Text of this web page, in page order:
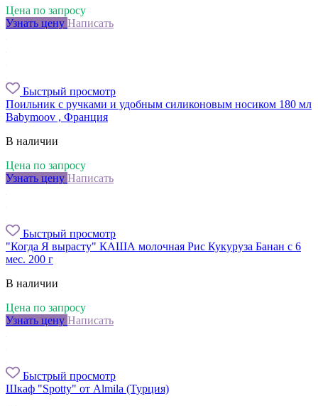
Цена по запросу
Узнать цену Написать
Быстрый просмотр
Поильник с ручками и удобным силиконовым носиком 180 мл
Babymoov , Франция
В наличии
Цена по запросу
Узнать цену Написать
Быстрый просмотр
"Когда Я вырасту" КАША молочная Рис Кукуруза Банан с 6
мес. 200 г
В наличии
Цена по запросу
Узнать цену Написать
Быстрый просмотр
Шкаф "Spotty" от Almila (Турция)